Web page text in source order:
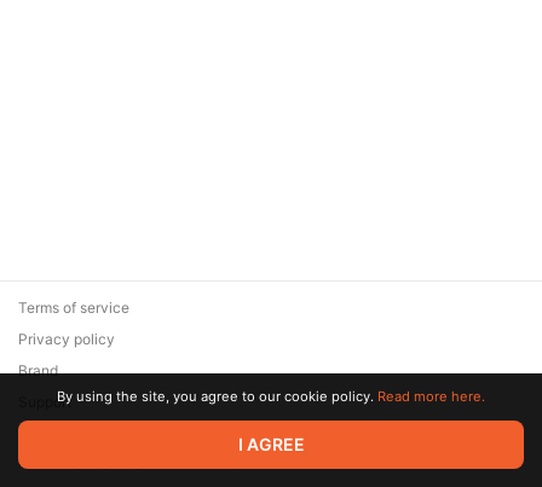
© 2026 Zaya Solutions Limited. All rights reserved. All trademarks
are the property of their respective owners.
Terms of service
Privacy policy
Brand
SupportBy using the site, you agree to our cookie policy. Read more here.
I AGREE